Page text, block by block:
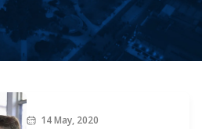
14 May, 2020